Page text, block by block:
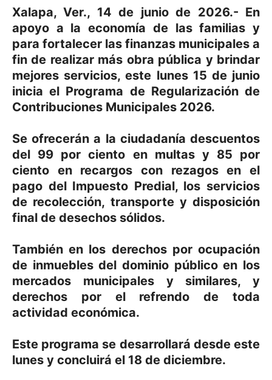
Xalapa, Ver., 14 de junio de 2026.- En
apoyo a la economía de las familias y
para fortalecer las finanzas municipales a
fin de realizar más obra pública y brindar
mejores servicios, este lunes 15 de junio
inicia el Programa de Regularización de
Contribuciones Municipales 2026.
Se ofrecerán a la ciudadanía descuentos
del 99 por ciento en multas y 85 por
ciento en recargos con rezagos en el
pago del Impuesto Predial, los servicios
de recolección, transporte y disposición
final de desechos sólidos.
También en los derechos por ocupación
de inmuebles del dominio público en los
mercados municipales y similares, y
derechos por el refrendo de toda
actividad económica.
Este programa se desarrollará desde este
lunes y concluirá el 18 de diciembre.